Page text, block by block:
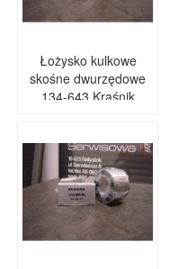
Łożysko kulkowe
skośne dwurzędowe
134-643 Kraśnik